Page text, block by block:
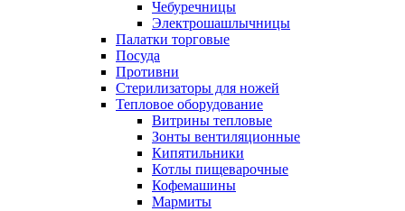
Чебуречницы
Электрошашлычницы
Палатки торговые
Посуда
Противни
Стерилизаторы для ножей
Тепловое оборудование
Витрины тепловые
Зонты вентиляционные
Кипятильники
Котлы пищеварочные
Кофемашины
Мармиты